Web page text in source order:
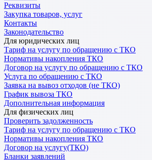
Реквизиты
Закупка товаров, услуг
Контакты
Законодательство
Для юридических лиц
Тариф на услугу по обращению с ТКО
Нормативы накопления ТКО
Договор на услугу по обращению с ТКО
Услуга по обращению с ТКО
Заявка на вывоз отходов (не ТКО)
График вывоза ТКО
Дополнительная информация
Для физических лиц
Проверить задолженность
Тариф на услугу по обращению с ТКО
Нормативы накопления ТКО
Договор на услугу(ТКО)
Бланки заявлений